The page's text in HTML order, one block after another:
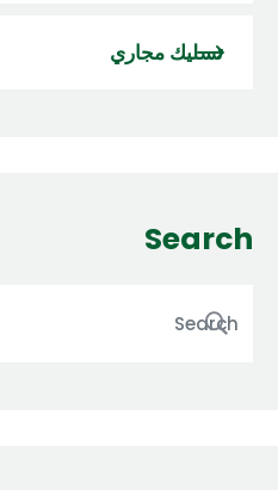
تسليك مجاري
Search